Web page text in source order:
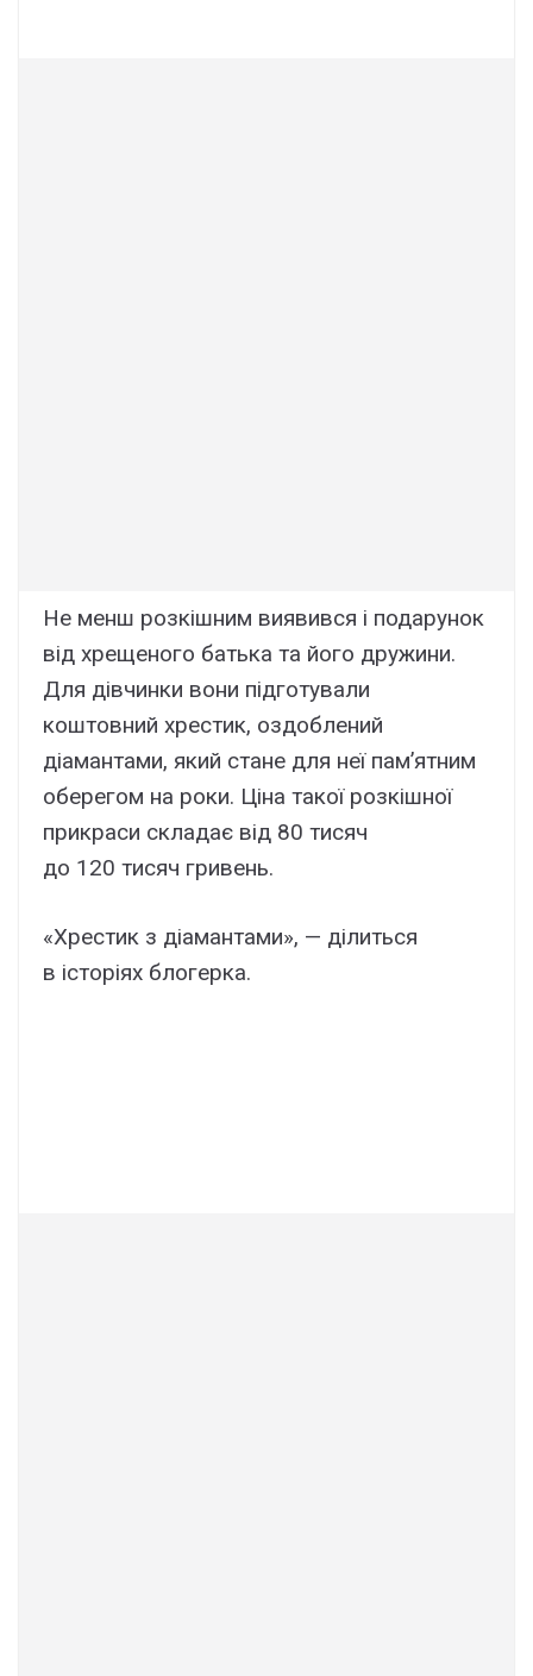
Не менш розкішним виявився і подарунок
від хрещеного батька та його дружини.
Для дівчинки вони підготували
коштовний хрестик, оздоблений
діамантами, який стане для неї пам’ятним
оберегом на роки. Ціна такої розкішної
прикраси складає від 80 тисяч
до 120 тисяч гривень.
«Хрестик з діамантами», — ділиться
в історіях блогерка.